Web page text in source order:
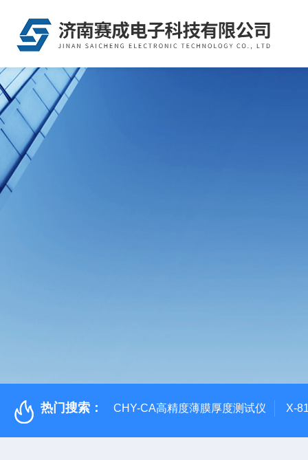
热门搜索： CHY-CA高精度薄膜厚度测试仪 X-